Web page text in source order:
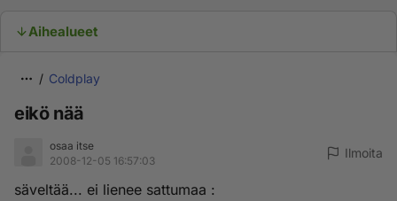
Aihealueet
Coldplay
eikö nää
osaa itse
2008-12-05 16:57:03
Ilmoita
säveltää... ei lienee sattumaa :